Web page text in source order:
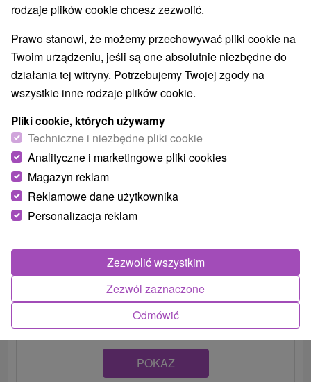
Horský hotel Bartoška Čremošné
Hotel v tichej horskej časti obce Čremošné návštevníkom
celoročne ponúka komfortné ubytovanie v...
POKAZ
rodzaje plików cookie chcesz zezwolić.
Prawo stanowi, że możemy przechowywać pliki cookie na
Twoim urządzeniu, jeśli są one absolutnie niezbędne do
działania tej witryny. Potrzebujemy Twojej zgody na
wszystkie inne rodzaje plików cookie.
Pliki cookie, których używamy
Techniczne i niezbędne pliki cookie
Analityczne i marketingowe pliki cookies
Magazyn reklam
Reklamowe dane użytkownika
Personalizacja reklam
Odmówić
Zezwól zaznaczone
Zezwolić wszystkim